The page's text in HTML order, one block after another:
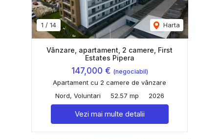
1 / 14 Harta
Vânzare, apartament, 2 camere, First
Estates Pipera
147,000 € (negociabil)
Apartament cu 2 camere de vânzare
Nord, Voluntari
52.57 mp 2026
Vezi mai multe detalii